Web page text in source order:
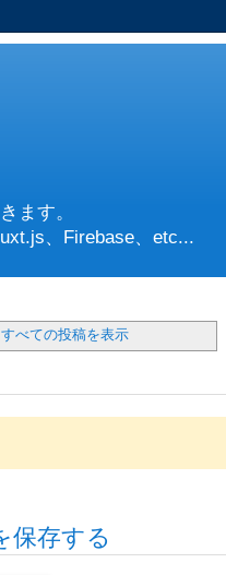
ます。
、Firebase、etc...
すべての投稿を表示
保存する